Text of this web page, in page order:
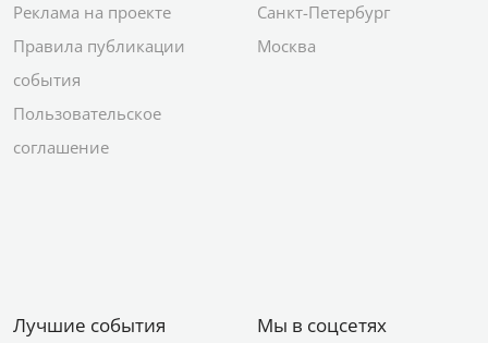
Реклама на проекте
Правила публикации
события
Пользовательское
соглашение
Санкт-Петербург
Москва
Лучшие события Мы в соцсетях